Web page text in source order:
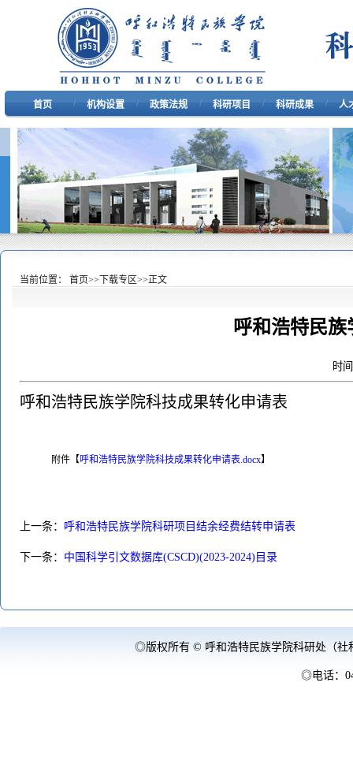
首页 / 机构设置 / 政策法规 / 科研项目 / 科研成果 / 人
当前位置： 首页>> 下载专区>>正文
呼和浩特民
时
呼和浩特民族学院科技成果转化申请表
附件【呼和浩特民族学院科技成果转化申请表.docx】
上一条： 呼和浩特民族学院科研项目结余经费结转申请表
下一条： 中国科学引文数据库(CSCD)(2023-2024)目录
◎版权所有 © 呼和浩特民族学院科研处（
◎电话：